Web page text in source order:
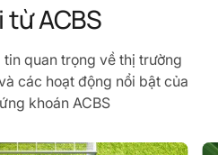
từ ACBS
quan trọng về thị trường
các hoạt động nổi bật của
khoán ACBS